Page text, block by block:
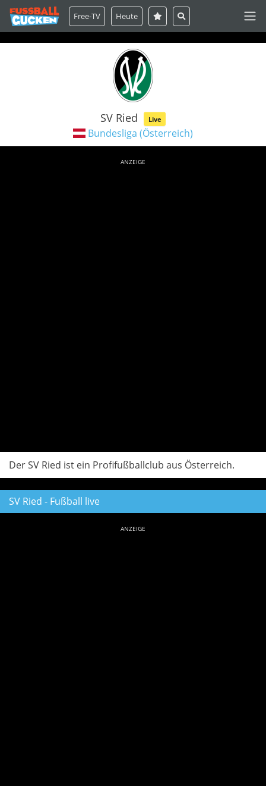
Free-TV Heute
SV Ried Live
Bundesliga (Österreich)
ANZEIGE
Der SV Ried ist ein Profifußballclub aus Österreich.
SV Ried - Fußball live
ANZEIGE